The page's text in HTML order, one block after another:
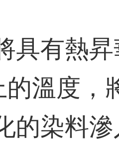
具有熱
溫度，
的染料